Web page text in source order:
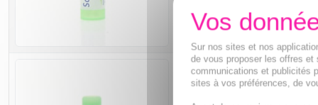
Sur nos sites et nos
de vous proposer les offres
communications et publicités
sites à vos préférences, de